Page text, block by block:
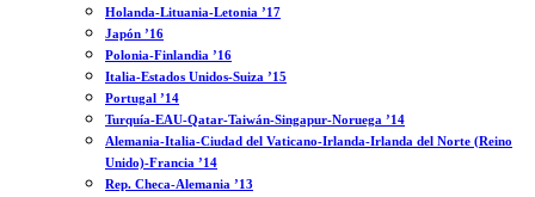
Holanda-Lituania-Letonia ’17
Japón ’16
Polonia-Finlandia ’16
Italia-Estados Unidos-Suiza ’15
Portugal ’14
Turquía-EAU-Qatar-Taiwán-Singapur-Noruega ’14
Alemania-Italia-Ciudad del Vaticano-Irlanda-Irlanda del Norte (Reino
Unido)-Francia ’14
Rep. Checa-Alemania ’13